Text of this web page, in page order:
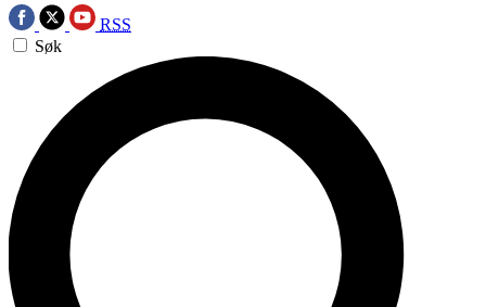
RSS
Søk